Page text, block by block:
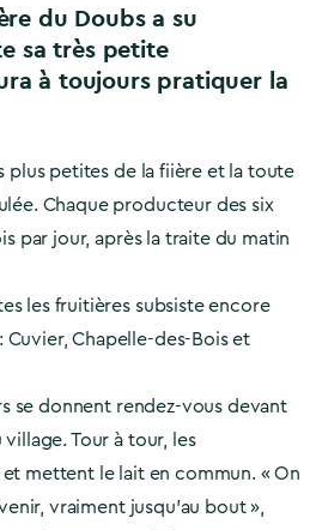
du Doubs a su
sa très petite
à toujours pratiquer la
plus petites de la fiière et la toute
Chaque producteur des six
par jour, après la traite du matin
les fruitières subsiste encore
Chapelle-des-Bois et
se donnent rendez-vous devant
Tour à tour, les
mettent le lait en commun. « On
vraiment jusqu’au bout »,